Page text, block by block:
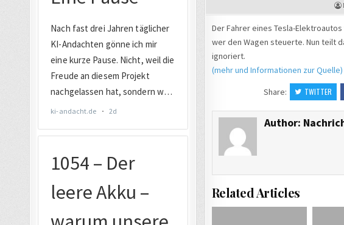
Der Fahrer eines Tesla-
wer den Wagen steuerte. Nun teilt
ignoriert.
(mehr und Informationen zur Quelle)
Share:
TWITTER
Author:
Related Articles